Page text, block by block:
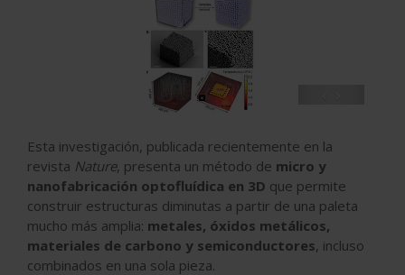
Esta investigación, publicada recientemente en la
revista Nature, presenta un método de micro y
nanofabricación optofluídica en 3D que permite
construir estructuras diminutas a partir de una paleta
mucho más amplia: metales, óxidos metálicos,
materiales de carbono y semiconductores, incluso
combinados en una sola pieza.